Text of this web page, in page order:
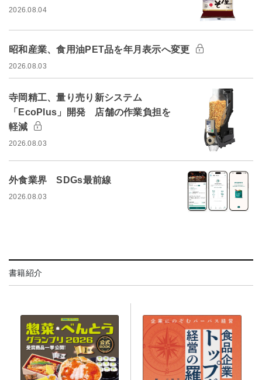
2026.08.04
昭和産業、食用油PET品を年月表示へ変更
2026.08.03
寺岡精工、量り売り新システム
「EcoPlus」開発 店舗の作業負担を
軽減
2026.08.03
外食業界 SDGs最前線
2026.08.03
書籍紹介